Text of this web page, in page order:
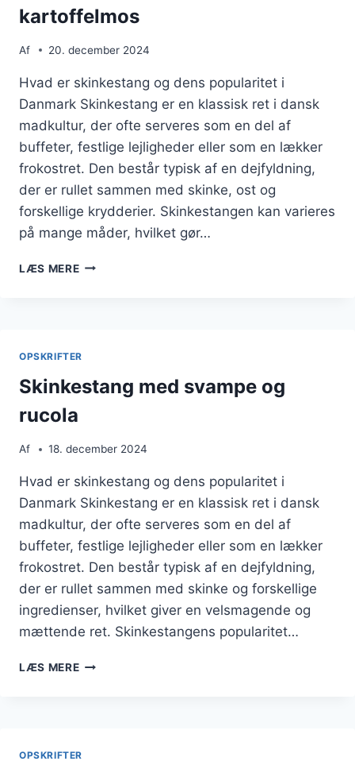
kartoffelmos
Af 20. december 2024
Hvad er skinkestang og dens popularitet i
Danmark Skinkestang er en klassisk ret i dansk
madkultur, der ofte serveres som en del af
buffeter, festlige lejligheder eller som en lækker
frokostret. Den består typisk af en dejfyldning,
der er rullet sammen med skinke, ost og
forskellige krydderier. Skinkestangen kan varieres
på mange måder, hvilket gør…
LÆS MERESKINKESTANG
OPSKRIFTER
Skinkestang med svampe og
rucola
Af 18. december 2024
Hvad er skinkestang og dens popularitet i
Danmark Skinkestang er en klassisk ret i dansk
madkultur, der ofte serveres som en del af
buffeter, festlige lejligheder eller som en lækker
frokostret. Den består typisk af en dejfyldning,
der er rullet sammen med skinke og forskellige
ingredienser, hvilket giver en velsmagende og
mættende ret. Skinkestangens popularitet…
LÆS MERESKINKESTANG
OPSKRIFTER